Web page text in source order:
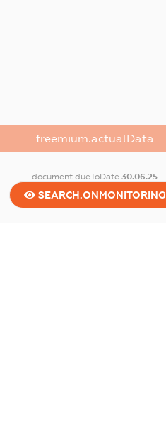
freemium.actualData
document.dueToDate30.06.25
SEARCH.ONMONITORING